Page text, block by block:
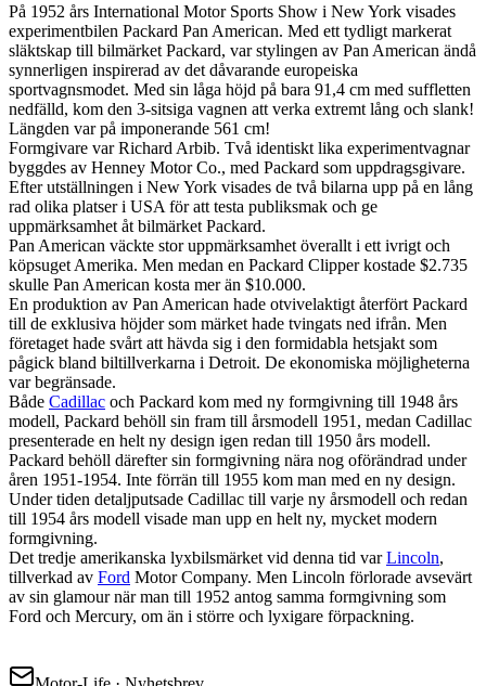
På 1952 års International Motor Sports Show i New York visades
experimentbilen Packard Pan American. Med ett tydligt markerat
släktskap till bilmärket Packard, var stylingen av Pan American ändå
synnerligen inspirerad av det dåvarande europeiska
sportvagnsmodet. Med sin låga höjd på bara 91,4 cm med suffletten
nedfälld, kom den 3-sitsiga vagnen att verka extremt lång och slank!
Längden var på imponerande 561 cm!
Formgivare var Richard Arbib. Två identiskt lika experimentvagnar
byggdes av Henney Motor Co., med Packard som uppdragsgivare.
Efter utställningen i New York visades de två bilarna upp på en lång
rad olika platser i USA för att testa publiksmak och ge
uppmärksamhet åt bilmärket Packard.
Pan American väckte stor uppmärksamhet överallt i ett ivrigt och
köpsuget Amerika. Men medan en Packard Clipper kostade $2.735
skulle Pan American kosta mer än $10.000.
En produktion av Pan American hade otvivelaktigt återfört Packard
till de exklusiva höjder som märket hade tvingats ned ifrån. Men
företaget hade svårt att hävda sig i den formidabla hetsjakt som
pågick bland biltillverkarna i Detroit. De ekonomiska möjligheterna
var begränsade.
Både Cadillac och Packard kom med ny formgivning till 1948 års
modell, Packard behöll sin fram till årsmodell 1951, medan Cadillac
presenterade en helt ny design igen redan till 1950 års modell.
Packard behöll därefter sin formgivning nära nog oförändrad under
åren 1951-1954. Inte förrän till 1955 kom man med en ny design.
Under tiden detaljputsade Cadillac till varje ny årsmodell och redan
till 1954 års modell visade man upp en helt ny, mycket modern
formgivning.
Det tredje amerikanska lyxbilsmärket vid denna tid varLincoln,
tillverkad av Ford Motor Company. Men Lincoln förlorade avsevärt
av sin glamour när man till 1952 antog samma formgivning som
Ford och Mercury, om än i större och lyxigare förpackning.